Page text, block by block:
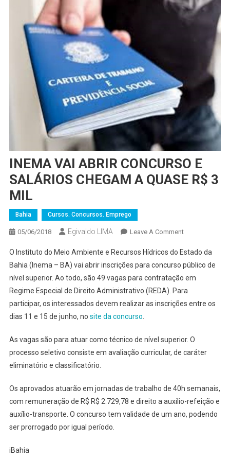
INEMA VAI ABRIR CONCURSO E
SALÁRIOS CHEGAM A QUASE R$ 3
MIL
Bahia Cursos. Concursos. Emprego
05/06/2018 Egivaldo LIMA Leave A CommentOn
VAI
ABRIR
CONCURSO
E
SALÁRIOS
QUASE
R$
O Instituto do Meio Ambiente e Recursos Hídricos do Estado da
Bahia (Inema – BA) vai abrir inscrições para concurso público de
nível superior. Ao todo, são 49 vagas para contratação em
Regime Especial de Direito Administrativo (REDA). Para
participar, os interessados devem realizar as inscrições entre os
dias 11 e 15 de junho, no site da concurso
As vagas são para atuar como técnico de nível superior. O
processo seletivo consiste em avaliação curricular, de caráter
eliminatório e classificatório.
Os aprovados atuarão em jornadas de trabalho de 40h semanais,
com remuneração de R$ R$ 2.729,78 e direito a auxílio-refeição e
auxílio-transporte. O concurso tem validade de um ano, podendo
ser prorrogado por igual período.
iBahia